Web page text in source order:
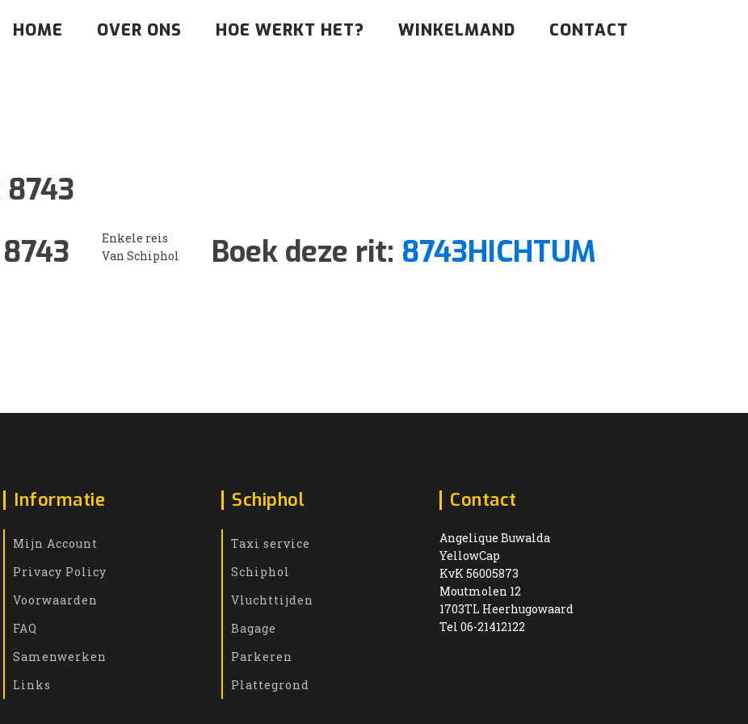
HOME OVER ONS HOE WERKT HET? WINKELMAND CONTACT
8743
8743
Enkele reis
Van Schiphol
Boek deze rit: 8743HICHTUM
Informatie
Mijn Account
Privacy Policy
Voorwaarden
FAQ
Samenwerken
Links
Schiphol
Taxi service
Schiphol
Vluchttijden
Bagage
Parkeren
Plattegrond
Contact
Angelique Buwalda
YellowCap
KvK 56005873
Moutmolen 12
1703TL Heerhugowaard
Tel 06-21412122